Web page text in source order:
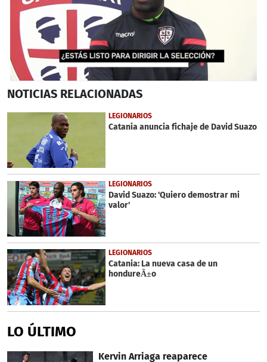
seconds
3
seconds
NOTICIAS RELACIONADAS
LEGIONARIOS
Catania anuncia fichaje de David Suazo
LEGIONARIOS
David Suazo: 'Quiero demostrar mi
valor'
LEGIONARIOS
Catania: La nueva casa de un
hondureÃ±o
LO ÚLTIMO
Kervin Arriaga reaparece